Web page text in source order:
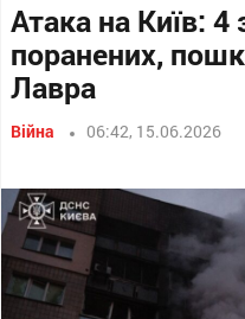
Атака на Київ: 4
поранених,
Лавра
Війна 06:42, 15.06.2026